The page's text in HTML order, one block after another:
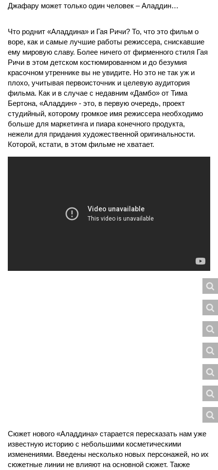
Джафару может только один человек – Аладдин…
Что роднит «Аладдина» и Гая Ричи? То, что это фильм о
воре, как и самые лучшие работы режиссера, снискавшие
ему мировую славу. Более ничего от фирменного стиля Гая
Ричи в этом детском костюмированном и до безумия
красочном утреннике вы не увидите. Но это не так уж и
плохо, учитывая первоисточник и целевую аудитория
фильма. Как и в случае с недавним «Дамбо» от Тима
Бертона, «Аладдин» - это, в первую очередь, проект
студийный, которому громкое имя режиссера необходимо
больше для маркетинга и пиара конечного продукта,
нежели для придания художественной оригинальности.
Которой, кстати, в этом фильме не хватает.
Сюжет нового «Аладдина» старается пересказать нам уже
известную историю с небольшими косметическими
изменениями. Введены несколько новых персонажей, но их
сюжетные линии не влияют на основной сюжет. Также